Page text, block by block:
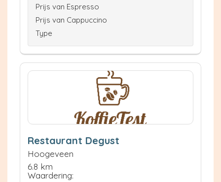
Prijs van Espresso
Prijs van Cappuccino
Type
Restaurant Degust
Hoogeveen
6.8 km
Waardering: